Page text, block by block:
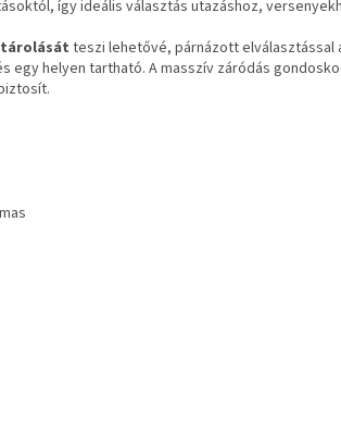
így ideális választás utazáshoz,
teszi lehetővé, párnázott
egy helyen tartható. A masszív záródás